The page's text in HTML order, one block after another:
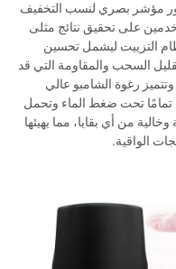
مؤشر بصري لنسب التخفيف
على تحقيق نتائج مثلى
التزييت ليشمل تحسين
السحب والمقاومة التي قد
رغوة الشامبو عالي
تمامًا تحت ضغط الماء وتحمل
من أي بقايا، مما يهيئها
الواقية.